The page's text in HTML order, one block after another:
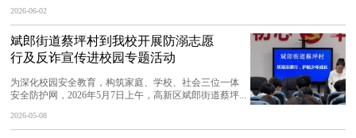
2026-06-02
斌郎街道蔡坪村到我校开展防溺志愿
行及反诈宣传进校园专题活动
为深化校园安全教育，构筑家庭、学校、社会三位一体
安全防护网，2026年5月7日上午，高新区斌郎街道蔡坪...
2026-05-08